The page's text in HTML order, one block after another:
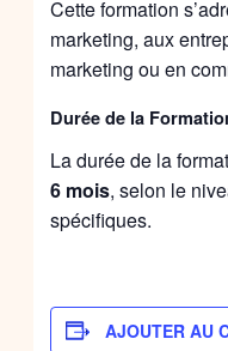
Cette formation
marketing, aux
marketing ou en
Durée de la
La durée de la
6 mois, selon le
spécifiques.
AJOUTER AU